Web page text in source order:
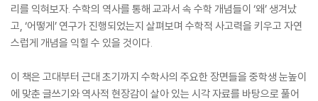
리를 익혀보자. 수학의 역사를 통해 교과서 속 수학 개념들이 ‘왜’ 생겨났
고, ‘어떻게’ 연구가 진행되었는지 살펴보며 수학적 사고력을 키우고 자연
스럽게 개념을 익힐 수 있을 것이다.
이 책은 고대부터 근대 초기까지 수학사의 주요한 장면들을 중학생 눈높이
에 맞춘 글쓰기와 역사적 현장감이 살아 있는 시각 자료를 바탕으로 풀어